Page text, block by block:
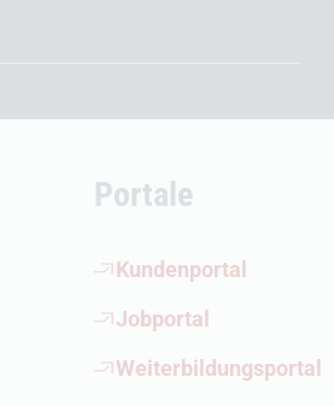
Portale
Kundenportal
(Öffnet externen Link)
Jobportal
(Öffnet externen Link)
Weiterbildungsportal
(Öffnet externen Link)